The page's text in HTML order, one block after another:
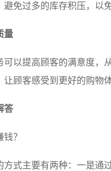
避免过多的库存积压，以
量
可以提高顾客的满意度，
让顾客感受到更好的购物体
答
？
方式主要有两种：一是通